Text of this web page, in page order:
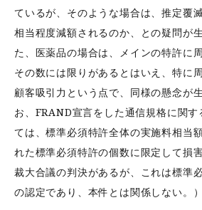
ているが、そのような場合は、推定覆
相当程度減額されるのか、との疑問が
た、医薬品の場合は、メインの特許に
その数には限りがあるとはいえ、特に
顧客吸引力という点で、同様の懸念が
お、FRAND宣言をした通信規格に関
ては、標準必須特許全体の実施料相当
れた標準必須特許の個数に限定して損
裁大合議の判決があるが、これは標準
の認定であり、本件とは関係しない。）